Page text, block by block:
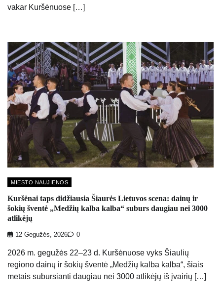
vakar Kuršėnuose […]
MIESTO NAUJIENOS
Kuršėnai taps didžiausia Šiaurės Lietuvos scena: dainų ir
šokių šventė „Medžių kalba kalba“ suburs daugiau nei 3000
atlikėjų
12 Gegužės, 2026 0
2026 m. gegužės 22–23 d. Kuršėnuose vyks Šiaulių
regiono dainų ir šokių šventė „Medžių kalba kalba“, šiais
metais subursianti daugiau nei 3000 atlikėjų iš įvairių […]